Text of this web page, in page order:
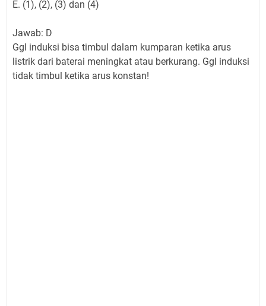
E. (1), (2), (3) dan (4)
Jawab: D
Ggl induksi bisa timbul dalam kumparan ketika arus
listrik dari baterai meningkat atau berkurang. Ggl induksi
tidak timbul ketika arus konstan!